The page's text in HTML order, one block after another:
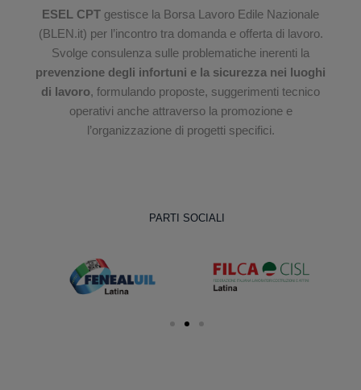
ESEL CPT gestisce la Borsa Lavoro Edile Nazionale
(BLEN.it) per l’incontro tra domanda e offerta di lavoro.
Svolge consulenza sulle problematiche inerenti la
prevenzione degli infortuni e la sicurezza nei luoghi
di lavoro, formulando proposte, suggerimenti tecnico
operativi anche attraverso la promozione e
l’organizzazione di progetti specifici.
PARTI SOCIALI